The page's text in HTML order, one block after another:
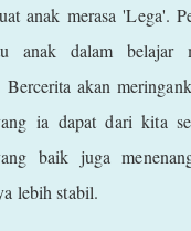
anak merasa 'Lega'.
anak dalam belajar
Bercerita akan
ia dapat dari kita
baik juga
lebih stabil.